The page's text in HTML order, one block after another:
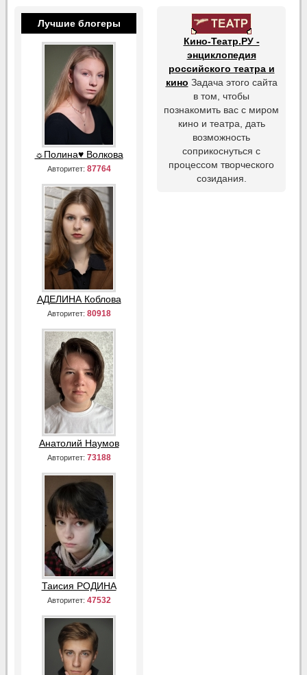
Лучшие блогеры
☼Полина♥ Волкова
Авторитет: 87764
АДЕЛИНА Коблова
Авторитет: 80918
Анатолий Наумов
Авторитет: 73188
Таисия РОДИНА
Авторитет: 47532
Кино-Театр.РУ -
энциклопедия
российского театра и
кино Задача этого сайта
в том, чтобы
познакомить вас с миром
кино и театра, дать
возможность
соприкоснуться с
процессом творческого
созидания.